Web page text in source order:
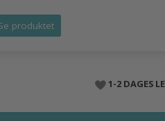
produktet
1-2 DAGES